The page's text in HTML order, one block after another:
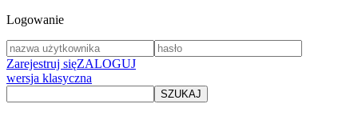
Logowanie
Zarejestruj sięZALOGUJ
wersja klasyczna